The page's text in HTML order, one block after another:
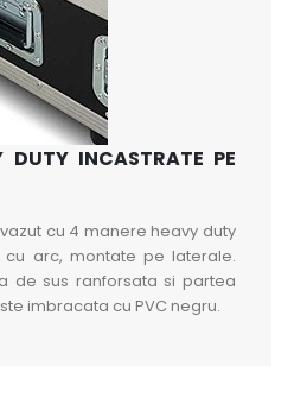
DUTY INCASTRATE PE
cu 4 manere heavy duty
cu arc, montate pe laterale.
de sus ranforsata si partea
imbracata cu PVC negru.